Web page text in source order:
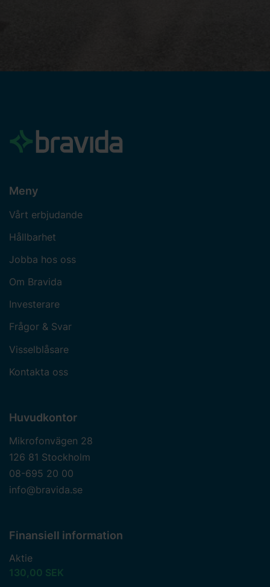
Meny
Vårt erbjudande
Hållbarhet
Jobba hos oss
Om Bravida
Investerare
Frågor & Svar
Visselblåsare
Kontakta oss
Huvudkontor
Mikrofonvägen 28
126 81 Stockholm
08-695 20 00
info@bravida.se
Finansiell information
Aktie
130,00 SEK